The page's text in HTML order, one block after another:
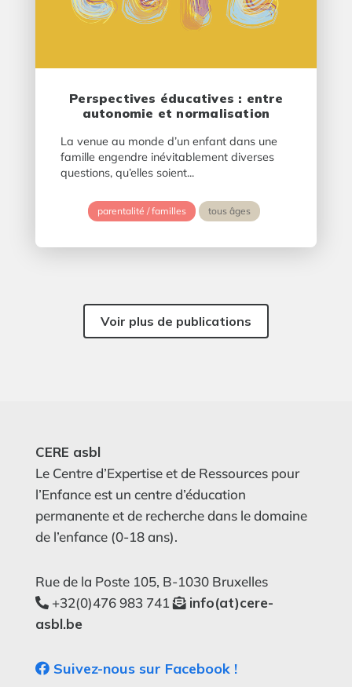
Perspectives éducatives : entre
autonomie et normalisation
La venue au monde d’un enfant dans une
famille engendre inévitablement diverses
questions, qu’elles soient...
parentalité / familles tous âges
Voir plus de publications
CERE asbl
Le Centre d’Expertise et de Ressources pour
l’Enfance est un centre d’éducation
permanente et de recherche dans le domaine
de l’enfance (0-18 ans).
Rue de la Poste 105, B-1030 Bruxelles
+32(0)476 983 741
info(at)cere-
asbl.be
Suivez-nous sur Facebook !